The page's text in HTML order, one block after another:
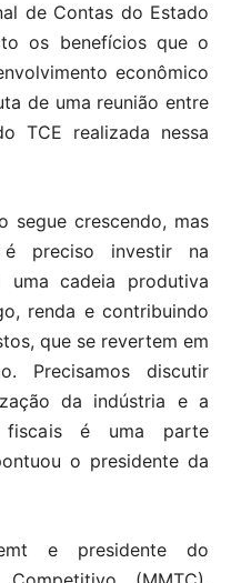
de Contas do Estado
os benefícios que o
econômico
de uma reunião entre
TCE realizada nessa
segue crescendo, mas
preciso investir na
uma cadeia produtiva
renda e contribuindo
que se revertem em
Precisamos discutir
da indústria e a
fiscais é uma parte
o presidente da
e presidente do